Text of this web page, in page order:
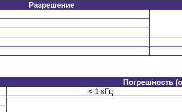
Разрешение
Погрешность
< 1 кГц